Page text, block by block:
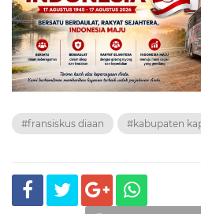
#fransiskus diaan #kabupaten